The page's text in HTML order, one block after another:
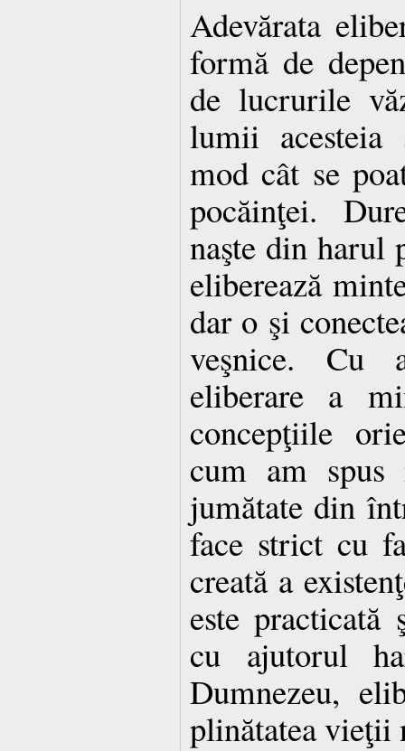
Adevărata
formă de
de lucrurile
lumii acesteia
mod cât se
pocăinţei.
naşte din harul
eliberează
dar o şi
veşnice. Cu
eliberare a
concepţiile
cum am spus
jumătate din
face strict cu
creată a
este practicată
cu ajutorul
Dumnezeu,
plinătatea vieţii